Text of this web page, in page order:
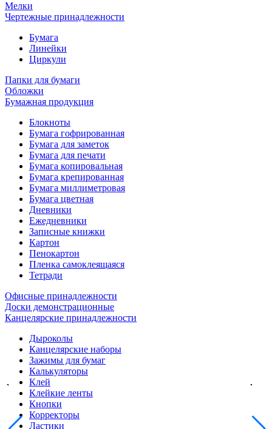
Мелки
Чертежные принадлежности
Бумага
Линейки
Циркули
Папки для бумаги
Обложки
Бумажная продукция
Блокноты
Бумага гофрированная
Бумага для заметок
Бумага для печати
Бумага копировальная
Бумага крепированная
Бумага миллиметровая
Бумага цветная
Дневники
Ежедневники
Записные книжки
Картон
Пенокартон
Пленка самоклеящаяся
Тетради
Офисные принадлежности
Доски демонстрационные
Канцелярские принадлежности
Дыроколы
Канцелярские наборы
Зажимы для бумаг
Калькуляторы
Клей
Клейкие ленты
Кнопки
Корректоры
Ластики